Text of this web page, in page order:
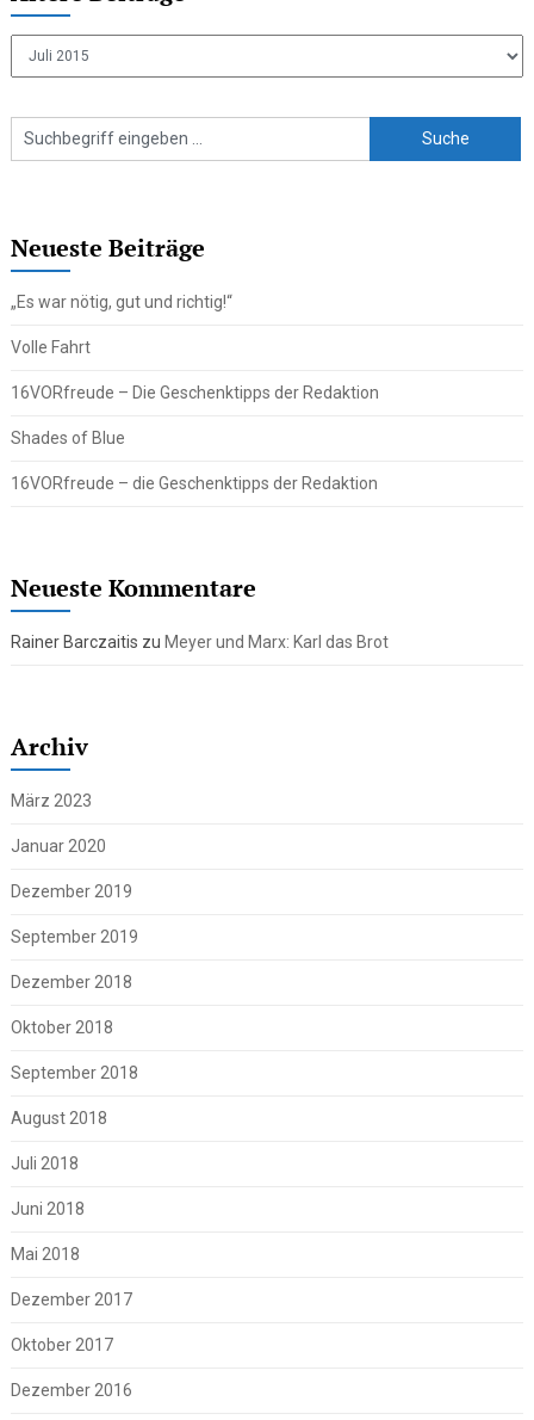
Ältere
Neueste Beiträge
„Es war nötig, gut und richtig!“
Volle Fahrt
16VORfreude – Die Geschenktipps der Redaktion
Shades of Blue
16VORfreude – die Geschenktipps der Redaktion
Neueste Kommentare
Rainer Barczaitis zu Meyer und Marx: Karl das Brot
Archiv
März 2023
Januar 2020
Dezember 2019
September 2019
Dezember 2018
Oktober 2018
September 2018
August 2018
Juli 2018
Juni 2018
Mai 2018
Dezember 2017
Oktober 2017
Dezember 2016